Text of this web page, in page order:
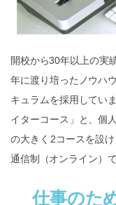
開校から30年以上の実
年に渡り培ったノウハ
キュラムを採用してい
イターコース」と、個
の大きく2コースを設
通信制（オンライン）
仕事のた